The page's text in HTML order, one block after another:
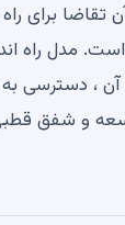
تقاضا برای
آن ، دسترسی
و شفق قطبی